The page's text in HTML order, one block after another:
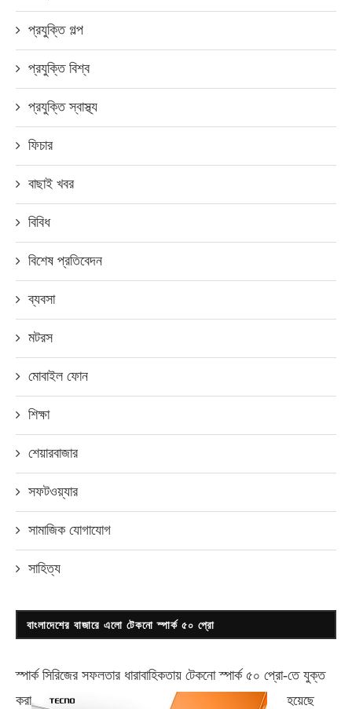
প্রযুক্তি গল্প
প্রযুক্তি বিশ্ব
প্রযুক্তি স্বাস্থ্য
ফিচার
বাছাই খবর
বিবিধ
বিশেষ প্রতিবেদন
ব্যবসা
মটরস
মোবাইল ফোন
শিক্ষা
শেয়ারবাজার
সফটওয়্যার
সামাজিক যোগাযোগ
সাহিত্য
বাংলাদেশের বাজারে এলো টেকনো স্পার্ক ৫০ প্রো
স্পার্ক সিরিজের সফলতার ধারাবাহিকতায় টেকনোস্পার্ক ৫০ প্রো-তে যুক্ত
করা
হয়েছে